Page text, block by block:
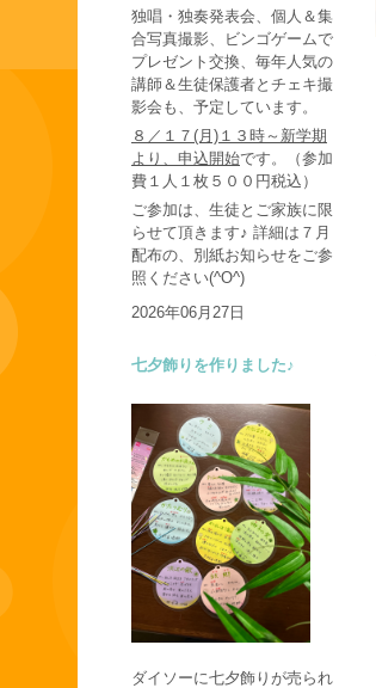
独唱・独奏発表会、個人＆集
合写真撮影、ビンゴゲームで
プレゼント交換、毎年人気の
講師＆生徒保護者とチェキ撮
影会も、予定しています。
８／１７(月)１３時～新学期
より、申込開始です。（参加
費１人１枚５００円税込）
ご参加は、生徒とご家族に限
らせて頂きます♪ 詳細は７月
配布の、別紙お知らせをご参
照ください(^O^)
2026年06月27日
七夕飾りを作りました♪
ダイソーに七夕飾りが売られ